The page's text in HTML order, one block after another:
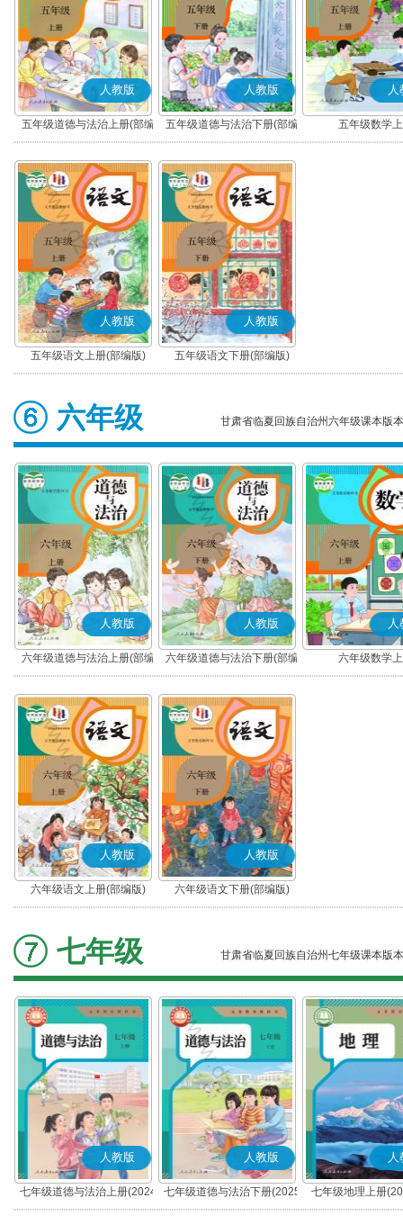
人教版
五年级道德与法治上册(部编
版)
人教版
五年级道德与法治下册(部编
版)
人
五年级数学
人教版
五年级语文上册(部编版)
人教版
五年级语文下册(部编版)
六年级 甘肃省临夏回族自治州六年级课本版本
人教版
六年级道德与法治上册(部编
版)
人教版
六年级道德与法治下册(部编
版)
人
六年级数学
人教版
六年级语文上册(部编版)
人教版
六年级语文下册(部编版)
七年级 甘肃省临夏回族自治州七年级课本版本
人教版
七年级道德与法治上册(2024
秋版)(部编版)
人教版
七年级道德与法治下册(2025
春版)(部编版)
人
七年级地理上册